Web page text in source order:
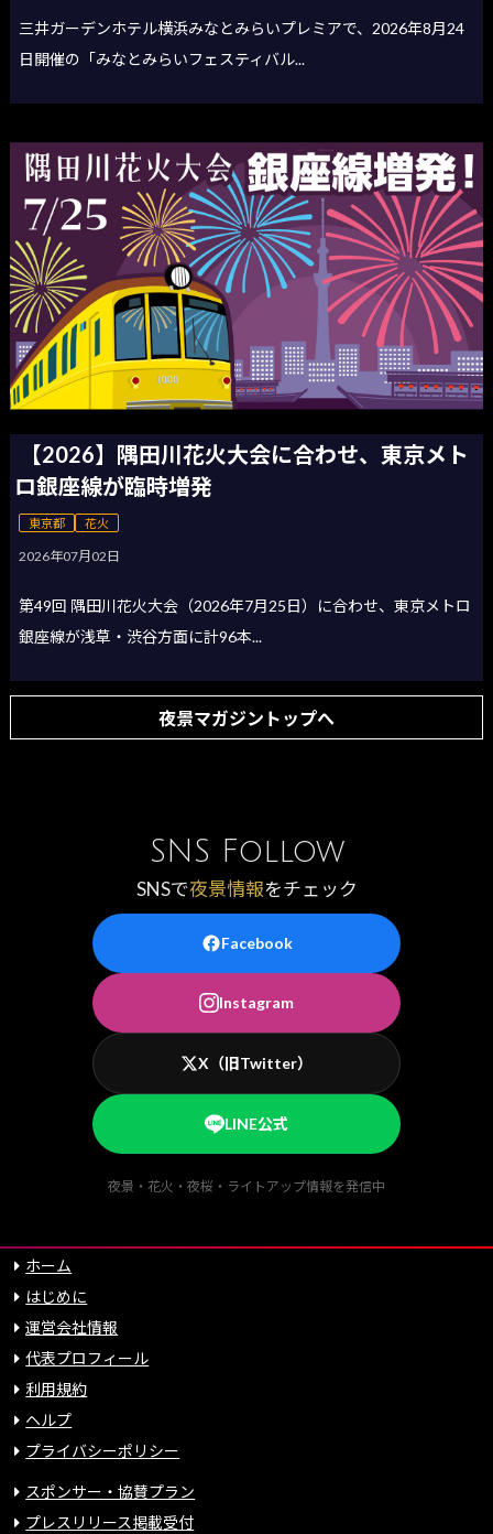
三井ガーデンホテル横浜みなとみらいプレミアで、2026年8月24
日開催の「みなとみらいフェスティバル...
【2026】隅田川花火大会に合わせ、東京メト
ロ銀座線が臨時増発
東京都 花火
2026年07月02日
第49回 隅田川花火大会（2026年7月25日）に合わせ、東京メトロ
銀座線が浅草・渋谷方面に計96本...
夜景マガジントップへ
SNS Follow
SNSで夜景情報をチェック
Facebook
Instagram
X（旧Twitter）
LINE公式
夜景・花火・夜桜・ライトアップ情報を発信中
ホーム
はじめに
運営会社情報
代表プロフィール
利用規約
ヘルプ
プライバシーポリシー
スポンサー・協賛プラン
プレスリリース掲載受付